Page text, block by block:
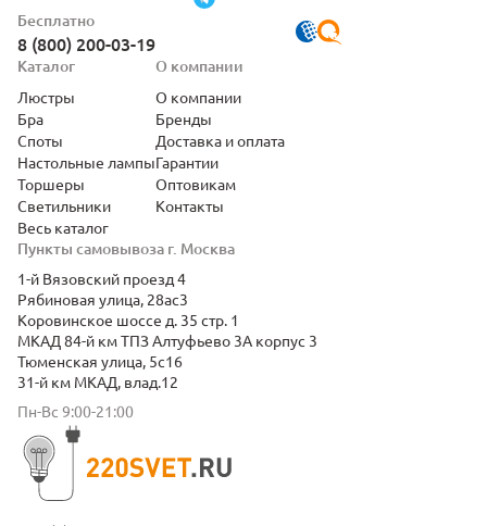
Бесплатно
8 (800) 200-03-19
Пункты самовывоза г. Москва
1-й Вязовский проезд 4
Рябиновая улица, 28ас3
Коровинское шоссе д. 35 стр. 1
МКАД 84-й км ТПЗ Алтуфьево 3А корпус 3
Тюменская улица, 5с16
31-й км МКАД, влад.12
Пн-Вс 9:00-21:00
Каталог
Люстры
Бра
Споты
Настольные лампы
Торшеры
Светильники
Весь каталог
О компании
О компании
Бренды
Доставка и оплата
Гарантии
Оптовикам
Контакты